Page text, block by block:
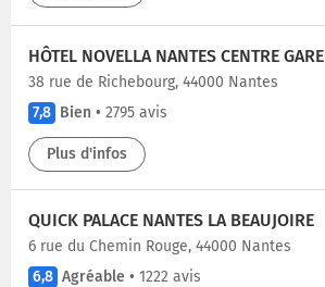
HÔTEL NOVELLA NANTES CENTRE GARE
38 rue de Richebourg, 44000 Nantes
7,8 Bien • 2795 avis
Plus d'infos
QUICK PALACE NANTES LA BEAUJOIRE
6 rue du Chemin Rouge, 44000 Nantes
6,8 Agréable • 1222 avis